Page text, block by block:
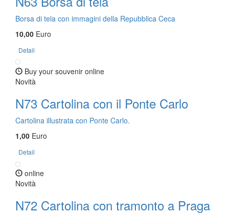
Borsa di tela con immagini della Repubblica Ceca
10,00 Euro
Detail
Buy your souvenir online
Novità
N73 Cartolina con il Ponte Carlo
Cartolina illustrata con Ponte Carlo.
1,00 Euro
Detail
online
Novità
N72 Cartolina con tramonto a Praga